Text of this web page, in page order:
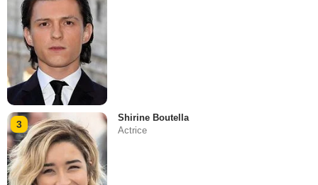
3
Shirine Boutella
Actrice